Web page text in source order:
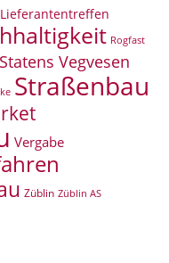
Lieferantentreffen
Rogfast
Statens Vegvesen
Straßenbau
Vergabe
Züblin Züblin AS